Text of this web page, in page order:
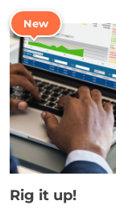
New
Rig it up!